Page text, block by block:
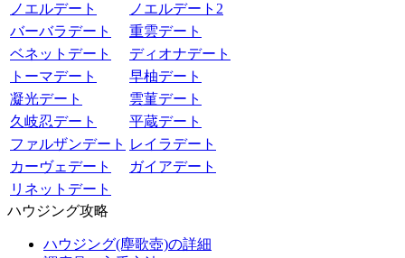
ノエルデート
ノエルデート2
バーバラデート
重雲デート
ベネットデート
ディオナデート
トーマデート
早柚デート
凝光デート
雲菫デート
久岐忍デート
平蔵デート
ファルザンデート レイラデート
カーヴェデート
ガイアデート
リネットデート
ハウジング攻略
ハウジング(塵歌壺)の詳細